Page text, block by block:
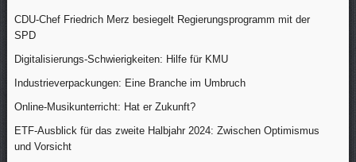
CDU-Chef Friedrich Merz besiegelt Regierungsprogramm mit der
SPD
Digitalisierungs-Schwierigkeiten: Hilfe für KMU
Industrieverpackungen: Eine Branche im Umbruch
Online-Musikunterricht: Hat er Zukunft?
ETF-Ausblick für das zweite Halbjahr 2024: Zwischen Optimismus
und Vorsicht